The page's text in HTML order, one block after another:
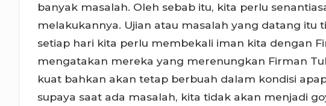
banyak masalah. Oleh sebab itu, kita perlu
melakukannya. Ujian atau masalah yang datang itu
setiap hari kita perlu membekali iman kita dengan
mengatakan mereka yang merenungkan Firman
kuat bahkan akan tetap berbuah dalam kondisi
supaya saat ada masalah, kita tidak akan menjadi